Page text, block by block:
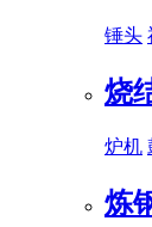
锤头
烧
炉机
炼